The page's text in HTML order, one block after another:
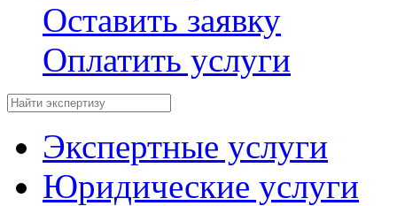
Оставить заявку
Оплатить услуги
Экспертные услуги
Юридические услуги